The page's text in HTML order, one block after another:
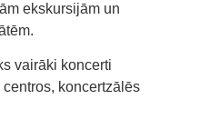
ekskursijām un
vairāki koncerti
koncertzālēs